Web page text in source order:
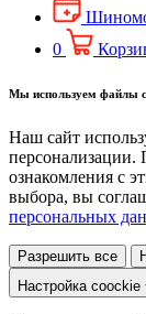
0
Мы используем файлы
Наш сайт
персонализации.
ознакомления с
выбора, вы
персональных
Разрешить все
Настройка coockie